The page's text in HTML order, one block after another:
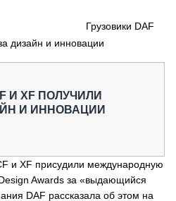
Грузовики DAF
дизайн и инновации
И XF ПОЛУЧИЛИ
И ИННОВАЦИИ
и XF присудили международную
Awards за «выдающийся
DAF рассказала об этом на